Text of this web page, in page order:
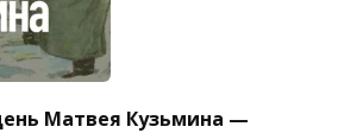
Матвея Кузьмина —